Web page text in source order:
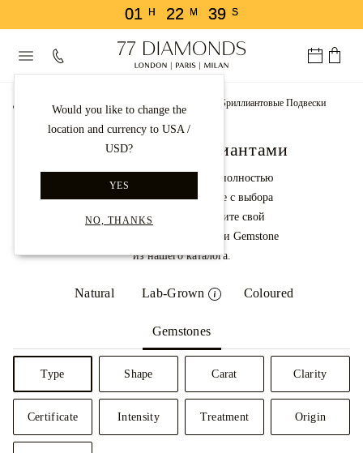
01 H 22 M 39 S
Would you like to change the
location and currency to USA /
USD?
YES
NO, THANKS
Бриллиантовые Подвески
Подвески с бриллиантами
Дизайн подвеска, которая полностью
уникальна для вас. Начните с выбора
настройки, а затем выберите свой
любимый центр Diamond или Gemstone
из нашего каталога.
Natural Lab-Grown Coloured
Gemstones
Type Shape Carat Clarity
Certificate Intensity Treatment Origin